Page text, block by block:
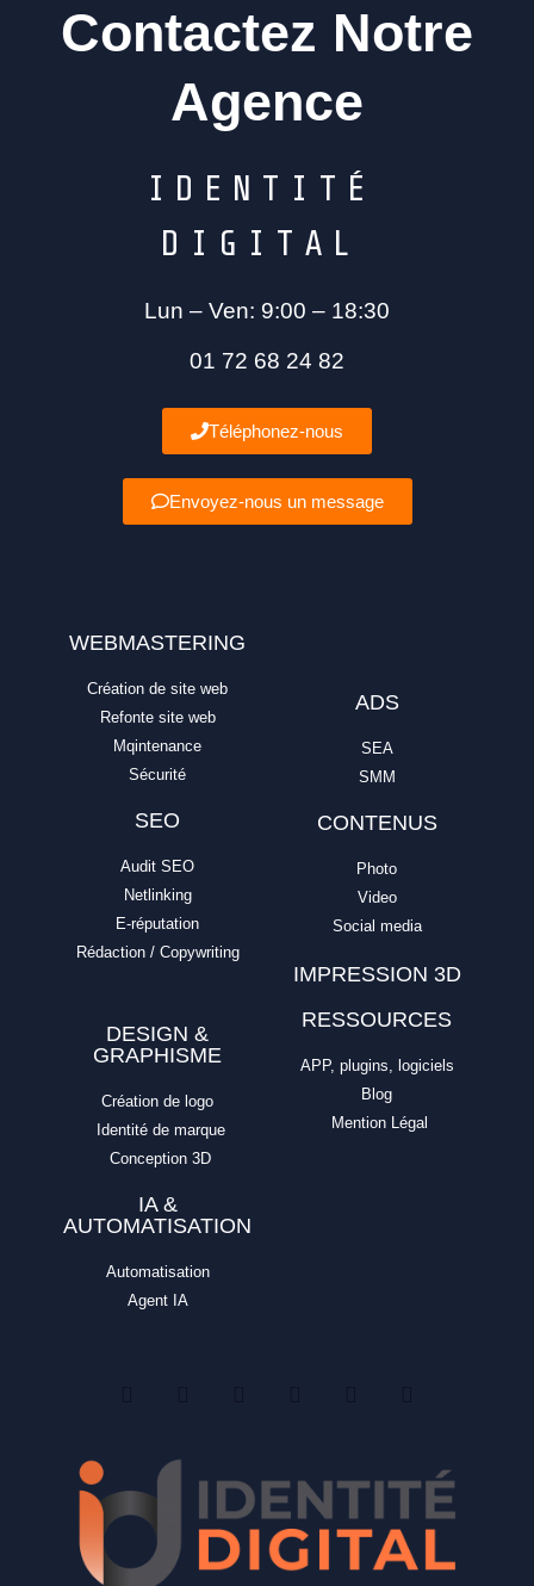
Contactez Notre
Agence
I D E N T I T É
D I G I T A L
Lun – Ven: 9:00 – 18:30
01 72 68 24 82
Téléphonez-nous
Envoyez-nous un message
WEBMASTERING
Création de site web
Refonte site web
Mqintenance
Sécurité
SEO
Audit SEO
Netlinking
E-réputation
Rédaction / Copywriting
ADS
SEA
SMM
CONTENUS
Photo
Video
Social media
DESIGN &
GRAPHISME
Création de logo
Identité de marque
Conception 3D
IA &
AUTOMATISATION
Automatisation
Agent IA
IMPRESSION 3D
RESSOURCES
APP, plugins, logiciels
Blog
Mention Légal